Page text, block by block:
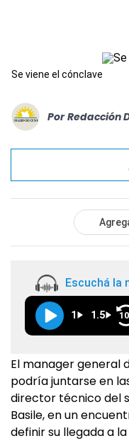
Se viene el cónclave
Por Redacción
Escuchá la
1 1.5 10
El manager general
podría juntarse en
director técnico del
Basile, en un
definir su llegada a